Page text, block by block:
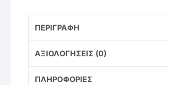
ΠΕΡΙΓΡΑΦΉ
ΑΞΙΟΛΟΓΉΣΕΙΣ (0)
ΠΛΗΡΟΦΟΡΊΕΣ